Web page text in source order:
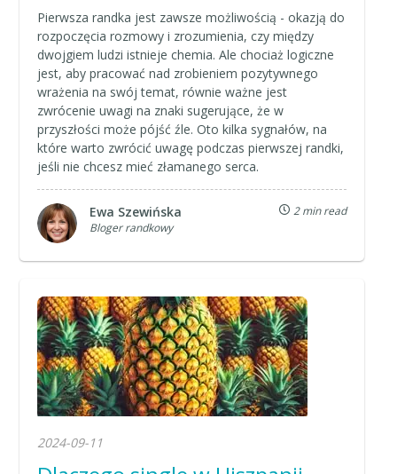
Pierwsza randka jest zawsze możliwością - okazją do
rozpoczęcia rozmowy i zrozumienia, czy między
dwojgiem ludzi istnieje chemia. Ale chociaż logiczne
jest, aby pracować nad zrobieniem pozytywnego
wrażenia na swój temat, równie ważne jest
zwrócenie uwagi na znaki sugerujące, że w
przyszłości może pójść źle. Oto kilka sygnałów, na
które warto zwrócić uwagę podczas pierwszej randki,
jeśli nie chcesz mieć złamanego serca.
Ewa Szewińska
Bloger randkowy
2 min read
2024-09-11